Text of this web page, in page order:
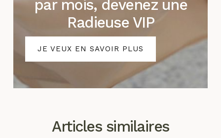
par mois, devenez une
Radieuse VIP
JE VEUX EN SAVOIR PLUS
Articles similaires